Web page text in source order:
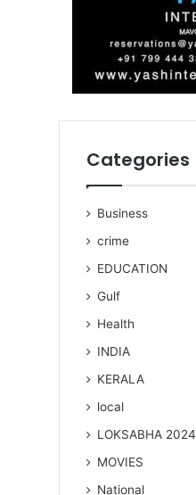
Categories
Business
crime
EDUCATION
Gulf
Health
INDIA
KERALA
local
LOKSABHA 2024
MOVIES
National